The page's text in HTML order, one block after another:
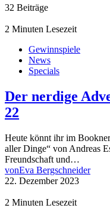
32 Beiträge
2 Minuten Lesezeit
Gewinnspiele
News
Specials
Der nerdige
22
Heute könnt ihr im
aller Dinge“ von Andreas
Freundschaft und…
vonEva Bergschneider
22. Dezember 2023
2 Minuten Lesezeit